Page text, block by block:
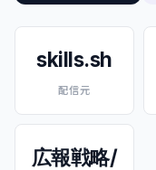
skills.sh
配信元
広報戦略/